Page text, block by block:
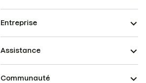
Entreprise
Assistance
Communauté